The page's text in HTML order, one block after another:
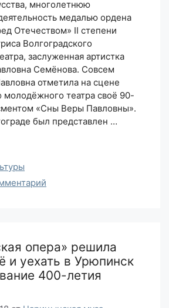
многолетнюю
медалью ордена
Отечеством» II степени
Волгоградского
заслуженная артистка
Семёнова. Совсем
отметила на сцене
молодёжного театра своё 90-
«Сны Веры Павловны».
был представлен …
опера» решила
и уехать в Урюпинск
400-летия